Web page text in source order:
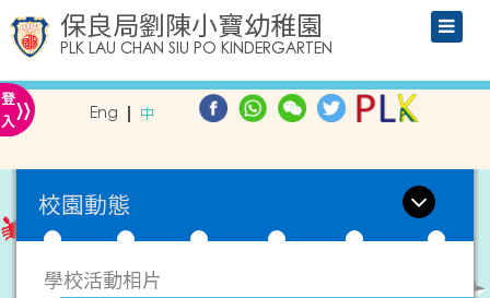
保良局劉陳小寶幼稚園
PLK LAU CHAN SIU PO KINDERGARTEN
登
入» Eng 中
校園動態
學校活動相片